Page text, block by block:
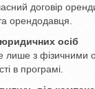
договір
орендодавця.
осіб
лише з
в програмі.